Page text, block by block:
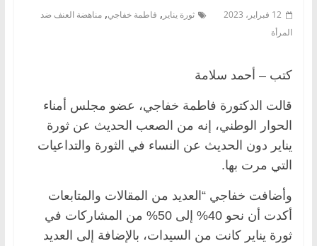
12 فبراير، 2023 ثورة يناير , فاطمة خفاجي, مناهضة العنف ضد
المرأة
كتب – أحمد سلامة
قالت الدكتورة فاطمة خفاجي، عضو مجلس أمناء
الحوار الوطني، إنه من الصعب الحديث عن ثورة
يناير دون الحديث عن النساء في الثورة والتداعيات
التي مرت بها.
وأضافت خفاجي “العديد من المقالات والمتابعات
أكدت أن نحو 40% إلى 50% من المشاركات في
ثورة يناير كانت من السيدات، بالإضافة إلى العديد